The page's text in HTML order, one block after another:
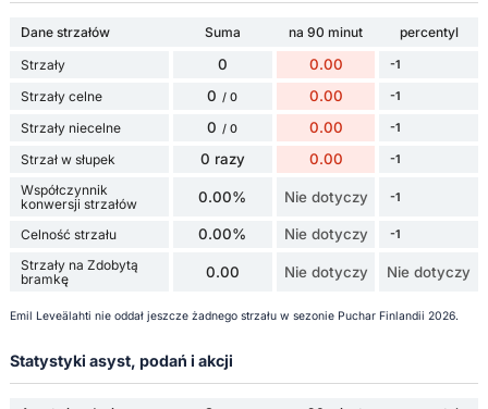
Dane strzałów Suma na 90 minut
percentyl
Strzały
0 0.00 -1
Strzały celne 0 / 0 0.00 -1
Strzały niecelne 0 / 0 0.00 -1
Strzał w słupek 0 razy 0.00 -1
Współczynnik
konwersji strzałów
0.00% Nie dotyczy -1
Celność strzału 0.00% Nie dotyczy -1
Strzały na Zdobytą
bramkę
0.00 Nie dotyczy Nie dotyczy
Emil Leveälahti nie oddał jeszcze żadnego strzału w sezonie Puchar Finlandii 2026.
Statystyki asyst, podań i akcji